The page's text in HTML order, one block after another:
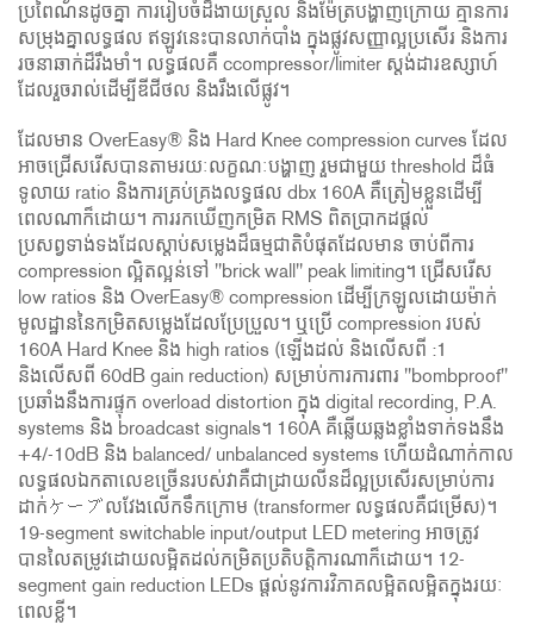
ប្រពៃណ័នដូចគ្នា ការរៀបចំដ៏ងាយស្រួល និងម៉ែត្របង្ហាញក្រោយ គ្មានការ
សម្រុងគ្នាលទ្ធផល ឥឡូវនេះបានលាក់បាំង ក្នុងផ្លូវសញ្ញាល្អប្រសើរ និងការ
រចនាឆាក់ដ៏រឹងមាំ។ លទ្ធផលគឺ ccompressor/limiter ស្តង់ដារឧស្សាហ៍
ដែលរួចរាល់ដើម្បីឌីជីថល និងរឹងលើផ្លូវ។
ដែលមាន OverEasy® និង Hard Knee compression curves ដែល
អាចជ្រើសរើសបានតាមរយៈលក្ខណៈបង្ហាញ រួមជាមួយ threshold ដ៏ធំ
ទូលាយ ratio និងការគ្រប់គ្រងលទ្ធផល dbx 160A គឺត្រៀមខ្លួនដើម្បី
ពេលណាក៏ដោយ។ ការរកឃើញកម្រិត RMS ពិតប្រាកដផ្តល់
ប្រសព្វទាង់ទងដែលស្ដាប់សម្លេងដ៏ធម្មជាតិបំផុតដែលមាន ចាប់ពីការ
compression ល្អិតល្អន់ទៅ "brick wall" peak limiting។ ជ្រើសរើស
low ratios និង OverEasy® compression ដើម្បីក្រឡូលដោយម៉ាក់
មូលដ្ឋាននៃកម្រិតសម្លេងដែលប្រែប្រួល។ ឬប្រើ compression របស់
160A Hard Knee និង high ratios (ឡើងដល់ និងលើសពី :1
និងលើសពី 60dB gain reduction) សម្រាប់ការការពារ "bombproof"
ប្រឆាំងនឹងការផ្ទុក overload distortion ក្នុង digital recording, P.A.
systems និង broadcast signals។ 160A គឺឆ្លើយឆ្លងខ្លាំងទាក់ទងនឹង
+4/-10dB និង balanced/ unbalanced systems ហើយដំណាក់កាល
លទ្ធផលឯកតាលេខច្រើនរបស់វាគឺជាដ្រាយលីនដ៏ល្អប្រសើរសម្រាប់ការ
ដាក់ケーブលវែងលើកទឹកក្រោម (transformer លទ្ធផលគឺជម្រើស)។
19-segment switchable input/output LED metering អាចត្រូវ
បានលៃតម្រូវដោយលម្អិតដល់កម្រិតប្រតិបត្តិការណាក៏ដោយ។ 12-
segment gain reduction LEDs ផ្តល់នូវការវិភាគលម្អិតលម្អិតក្នុងរយៈ
ពេលខ្លី។